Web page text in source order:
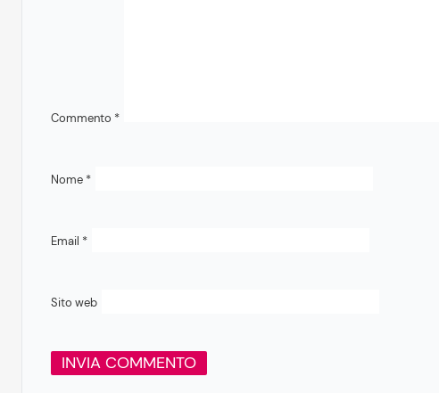
Commento *
Nome *
Email *
Sito web